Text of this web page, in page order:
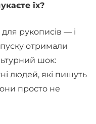
їх?
рукописів — і
отримали
шок:
людей, які пишуть
просто не